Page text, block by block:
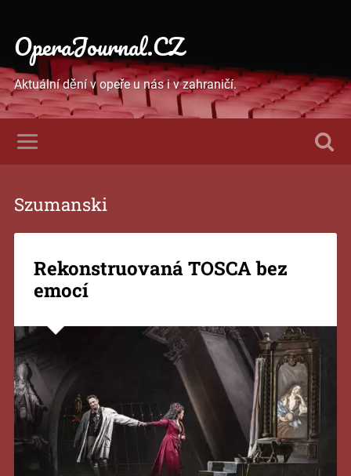
OperaJournal.CZ
Aktuální dění v opeře u nás i v zahraničí.
Szumanski
Rekonstruovaná TOSCA bez
emocí